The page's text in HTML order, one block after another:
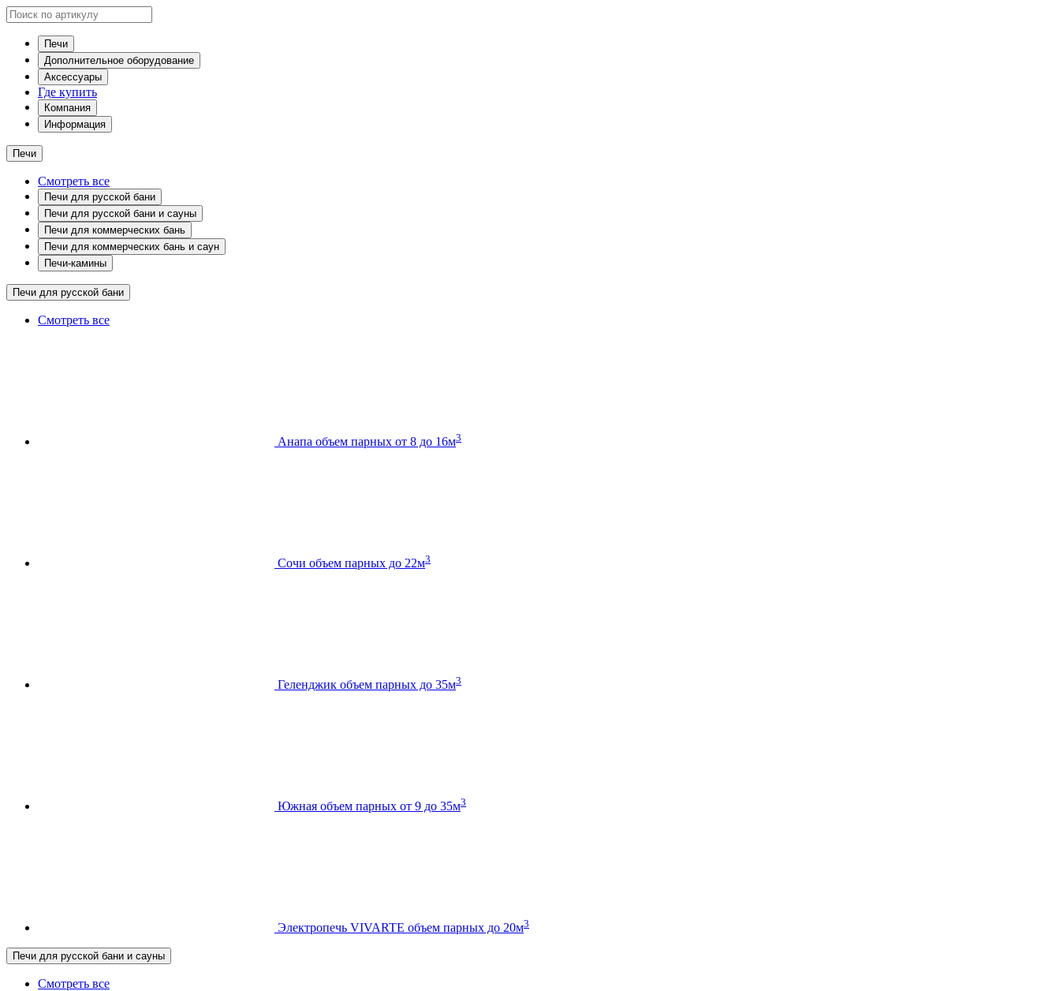
Печи
Дополнительное оборудование
Аксессуары
Где купить
Компания
Информация
Печи
Смотреть все
Печи для русской бани
Печи для русской бани и сауны
Печи для коммерческих бань
Печи для коммерческих бань и саун
Печи-камины
Печи для русской бани
Смотреть все
Анапа объем парных от 8 до 16м3
Сочи объем парных до 22м3
Геленджик объем парных до 35м3
Южная объем парных от 9 до 35м3
Электропечь VIVARTE объем парных до 20м3
Печи для русской бани и сауны
Смотреть все